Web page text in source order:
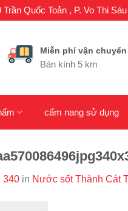
Trần Quốc Toản , P. Vo Thi
Miễn phí vận chuyển
Bán kính 5 km
cẩm nang sử dụng
340 in Nước sốt Thành Cát